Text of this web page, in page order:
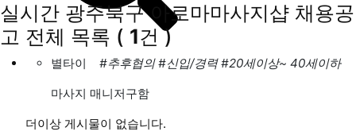
실시간 광주북구 아로마마사지샵 채용공
고 전체 목록 ( 1건 )
별타이 #추후협의 #신입/경력 #20세이상~ 40세이하
마사지 매니저구함
더이상 게시물이 없습니다.